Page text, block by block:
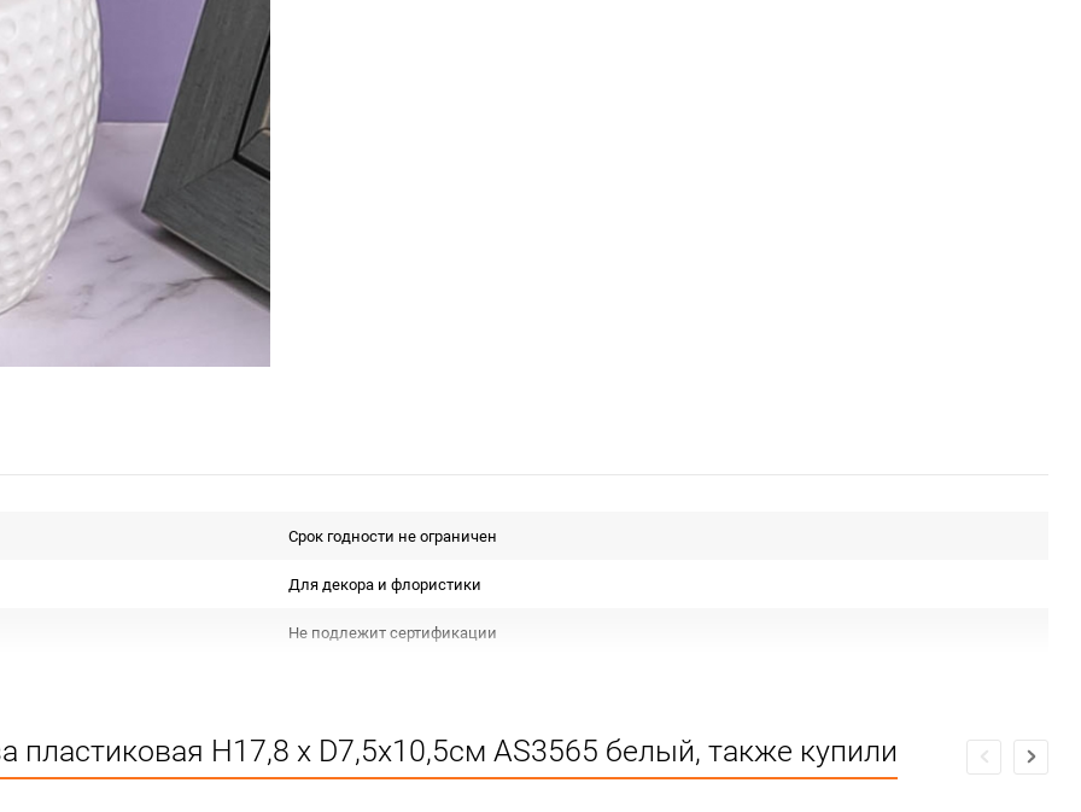
Срок годности не ограничен
Для декора и флористики
Не подлежит сертификации
48
пластиковая H17,8 х D7,5х10,5см AS3565 белый, также купили